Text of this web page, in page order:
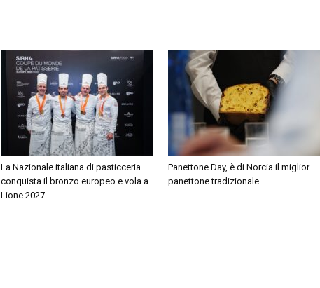
La Nazionale italiana di pasticceria
conquista il bronzo europeo e vola a
Lione 2027
Panettone Day, è di Norcia il miglior
panettone tradizionale